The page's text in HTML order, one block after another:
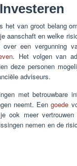
het van groot belang
aanschaft en welke
een vergunning
. Het volgen van
deze personen
adviseurs.
met betrouwbare
neemt. Eengoede
ook meer
nemen en de